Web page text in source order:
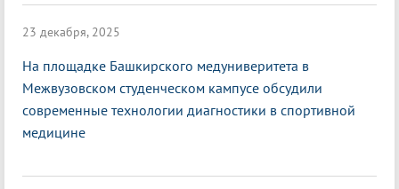
23 декабря, 2025
На площадке Башкирского медуниверитета в
Межвузовском студенческом кампусе обсудили
современные технологии диагностики в спортивной
медицине